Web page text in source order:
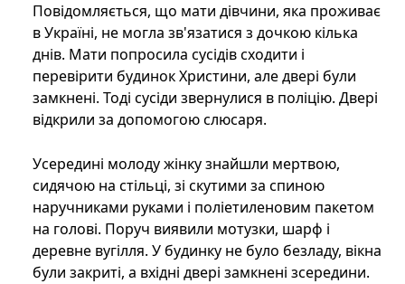
Повідомляється, що мати дівчини, яка проживає
в Україні, не могла зв'язатися з дочкою кілька
днів. Мати попросила сусідів сходити і
перевірити будинок Христини, але двері були
замкнені. Тоді сусіди звернулися в поліцію. Двері
відкрили за допомогою слюсаря.
Усередині молоду жінку знайшли мертвою,
сидячою на стільці, зі скутими за спиною
наручниками руками і поліетиленовим пакетом
на голові. Поруч виявили мотузки, шарф і
деревне вугілля. У будинку не було безладу, вікна
були закриті, а вхідні двері замкнені зсередини.